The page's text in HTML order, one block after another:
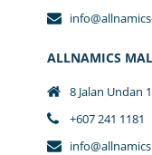
ALLNAMICS
8 Jalan Undan
+607 241 1181